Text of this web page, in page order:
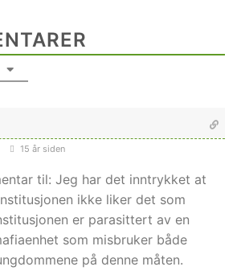
15 år siden
til: Jeg har det inntrykket at
ikke liker det som
er parasittert av en
som misbruker både
på denne måten.